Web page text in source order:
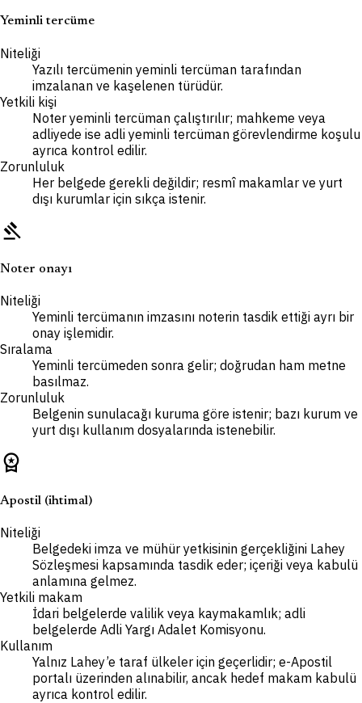
Yeminli tercüme
Niteliği
Yazılı tercümenin yeminli tercüman tarafından
imzalanan ve kaşelenen türüdür.
Yetkili kişi
Noter yeminli tercüman çalıştırılır; mahkeme veya
adliyede ise adli yeminli tercüman görevlendirme koşulu
ayrıca kontrol edilir.
Zorunluluk
Her belgede gerekli değildir; resmî makamlar ve yurt
dışı kurumlar için sıkça istenir.
gavel
Noter onayı
Niteliği
Yeminli tercümanın imzasını noterin tasdik ettiği ayrı bir
onay işlemidir.
Sıralama
Yeminli tercümeden sonra gelir; doğrudan ham metne
basılmaz.
Zorunluluk
Belgenin sunulacağı kuruma göre istenir; bazı kurum ve
yurt dışı kullanım dosyalarında istenebilir.
workspace_premium
Apostil (ihtimal)
Niteliği
Belgedeki imza ve mühür yetkisinin gerçekliğini Lahey
Sözleşmesi kapsamında tasdik eder; içeriği veya kabulü
anlamına gelmez.
Yetkili makam
İdari belgelerde valilik veya kaymakamlık; adli
belgelerde Adli Yargı Adalet Komisyonu.
Kullanım
Yalnız Lahey’e taraf ülkeler için geçerlidir; e-Apostil
portalı üzerinden alınabilir, ancak hedef makam kabulü
ayrıca kontrol edilir.